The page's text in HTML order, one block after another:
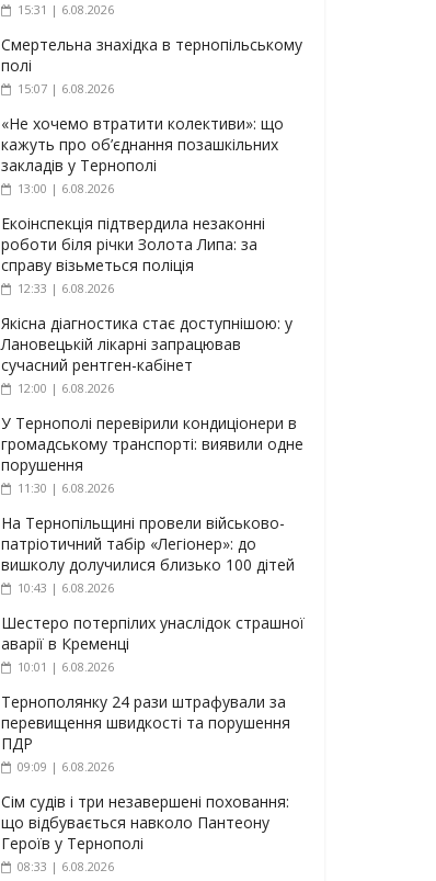
15:31 | 6.08.2026
Смертельна знахідка в тернопільському
полі
15:07 | 6.08.2026
«Не хочемо втратити колективи»: що
кажуть про об’єднання позашкільних
закладів у Тернополі
13:00 | 6.08.2026
Екоінспекція підтвердила незаконні
роботи біля річки Золота Липа: за
справу візьметься поліція
12:33 | 6.08.2026
Якісна діагностика стає доступнішою: у
Лановецькій лікарні запрацював
сучасний рентген-кабінет
12:00 | 6.08.2026
У Тернополі перевірили кондиціонери в
громадському транспорті: виявили одне
порушення
11:30 | 6.08.2026
На Тернопільщині провели військово-
патріотичний табір «Легіонер»: до
вишколу долучилися близько 100 дітей
10:43 | 6.08.2026
Шестеро потерпілих унаслідок страшної
аварії в Кременці
10:01 | 6.08.2026
Тернополянку 24 рази штрафували за
перевищення швидкості та порушення
ПДР
09:09 | 6.08.2026
Сім судів і три незавершені поховання:
що відбувається навколо Пантеону
Героїв у Тернополі
08:33 | 6.08.2026